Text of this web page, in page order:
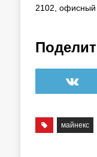
2102, офисный
майнекс